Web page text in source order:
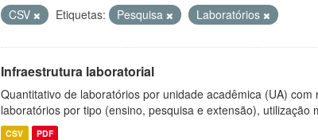
CSV
Etiquetas: Pesquisa Laboratórios
Infraestrutura laboratorial
Quantitativo de laboratórios por unidade acadêmica (UA)
laboratórios por tipo (ensino, pesquisa e extensão), utilização
CSV PDF